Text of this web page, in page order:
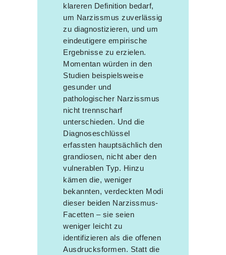
klareren Definition bedarf,
um Narzissmus zuverlässig
zu diagnostizieren, und um
eindeutigere empirische
Ergebnisse zu erzielen.
Momentan würden in den
Studien beispielsweise
gesunder und
pathologischer Narzissmus
nicht trennscharf
unterschieden. Und die
Diagnoseschlüssel
erfassten hauptsächlich den
grandiosen, nicht aber den
vulnerablen Typ. Hinzu
kämen die, weniger
bekannten, verdeckten Modi
dieser beiden Narzissmus-
Facetten – sie seien
weniger leicht zu
identifizieren als die offenen
Ausdrucksformen. Statt die